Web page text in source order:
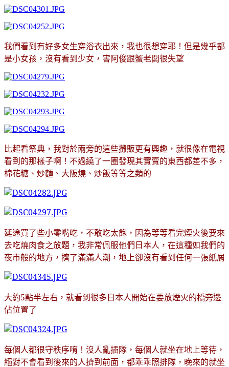
我們看到有好多女生穿浴衣出來，我也很想穿耶 ！ 但是幾乎都
是小女孩，沒有看到少女，害阿俊跟蟹老闆很失望
比起看祭典，我對於兩旁的這些攤販更有興趣，就很像在電視
看到的那樣子啊 ！不過繞了一圈發現其實賣的東西都差不多，
棉花糖 、炒麵 、大阪燒 、炒飯等等之類的
延途買了些小零嘴吃，不敢吃太飽，因為等等看完煙火後要來
去吃燒肉食之放題，我非常佩服他們日本人，在這種如我們的
夜市般的地方，擠了滿滿人潮，地上卻沒有看到任何一張紙屑
大約5點半左右，就看到很多日本人開始在要放煙火的橋旁邊
佔位置了
每個人都很守秩序唷 ！沒人亂插隊，每個人就坐在地上等待，
絕對不會看到後來的人擠到前面，都乖乖照排隊，晚來的就坐